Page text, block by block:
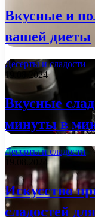
Вкусные и
вашей диеты
Десерты и сладости
19.08.2024
Вкусные
минуты в
Десерты и сладости
19.08.2024
Искусство
сладостей